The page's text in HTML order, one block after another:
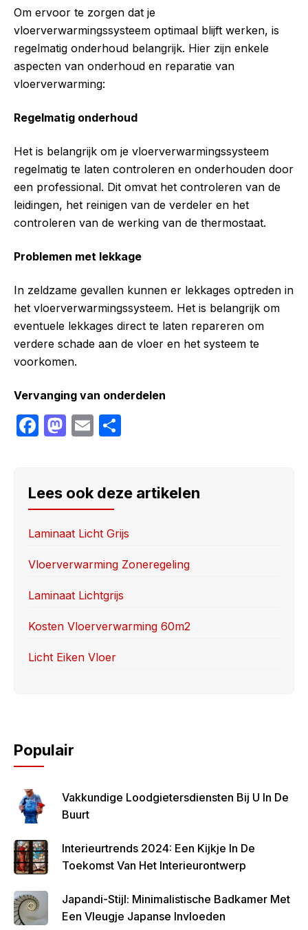
Om ervoor te zorgen dat je
vloerverwarmingssysteem optimaal blijft werken, is
regelmatig onderhoud belangrijk. Hier zijn enkele
aspecten van onderhoud en reparatie van
vloerverwarming:
Regelmatig onderhoud
Het is belangrijk om je vloerverwarmingssysteem
regelmatig te laten controleren en onderhouden door
een professional. Dit omvat het controleren van de
leidingen, het reinigen van de verdeler en het
controleren van de werking van de thermostaat.
Problemen met lekkage
In zeldzame gevallen kunnen er lekkages optreden in
het vloerverwarmingssysteem. Het is belangrijk om
eventuele lekkages direct te laten repareren om
verdere schade aan de vloer en het systeem te
voorkomen.
Vervanging van onderdelen
F
e
b
o
o
M
o
d
o
n
E
l
e
Lees ook deze artikelen
Laminaat Licht Grijs
Vloerverwarming Zoneregeling
Laminaat Lichtgrijs
Kosten Vloerverwarming 60m2
Licht Eiken Vloer
Populair
Vakkundige Loodgietersdiensten Bij U In De
Buurt
Interieurtrends 2024: Een Kijkje In De
Toekomst Van Het Interieurontwerp
Japandi-Stijl: Minimalistische Badkamer Met
Een Vleugje Japanse Invloeden